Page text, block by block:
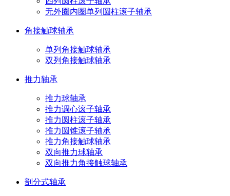
无外圈内圈单列圆柱滚子轴承
角接触球轴承
单列角接触球轴承
双列角接触球轴承
推力轴承
推力球轴承
推力调心滚子轴承
推力圆柱滚子轴承
推力圆锥滚子轴承
推力角接触球轴承
双向推力球轴承
双向推力角接触球轴承
剖分式轴承